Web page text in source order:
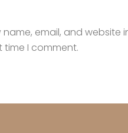
name, email, and website
time I comment.